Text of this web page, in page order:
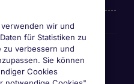
wir und
für Statistiken zu
zu verbessern und
Sie können
Cookies